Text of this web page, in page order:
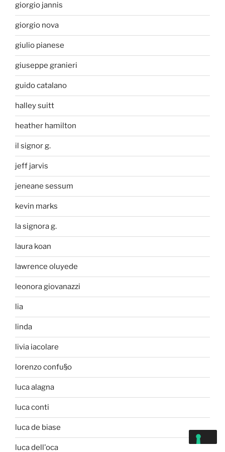
giorgio jannis
giorgio nova
giulio pianese
giuseppe granieri
guido catalano
halley suitt
heather hamilton
il signor g.
jeff jarvis
jeneane sessum
kevin marks
la signora g.
laura koan
lawrence oluyede
leonora giovanazzi
lia
linda
livia iacolare
lorenzo confu§o
luca alagna
luca conti
luca de biase
luca dell'oca